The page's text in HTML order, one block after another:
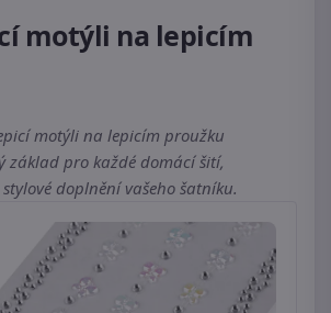
motýli na lepicím
motýli na lepicím proužku
základ pro každé domácí šití,
doplnění vašeho šatníku.